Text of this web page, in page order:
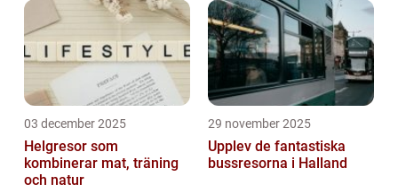
03 december 2025
Helgresor som
kombinerar mat, träning
och natur
29 november 2025
Upplev de fantastiska
bussresorna i Halland